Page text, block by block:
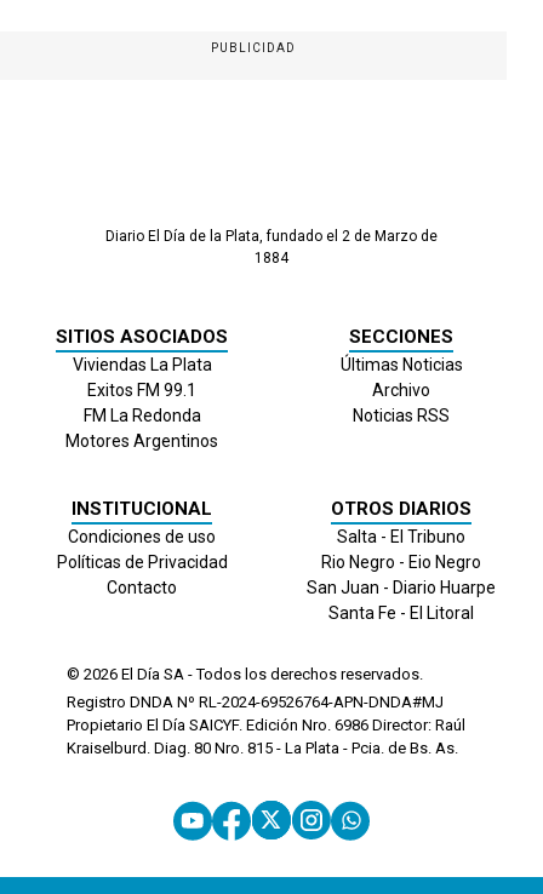
PUBLICIDAD
Diario El Día de la Plata, fundado el 2 de Marzo de
1884
SITIOS ASOCIADOS
Viviendas La Plata
Exitos FM 99.1
FM La Redonda
Motores Argentinos
SECCIONES
Últimas Noticias
Archivo
Noticias RSS
INSTITUCIONAL
Condiciones de uso
Políticas de Privacidad
Contacto
OTROS DIARIOS
Salta - El Tribuno
Rio Negro - Eio Negro
San Juan - Diario Huarpe
Santa Fe - El Litoral
© 2026 El Día SA - Todos los derechos reservados.
Registro DNDA Nº RL-2024-69526764-APN-DNDA#MJ
Propietario El Día SAICYF. Edición Nro. 6986 Director: Raúl
Kraiselburd. Diag. 80 Nro. 815 - La Plata - Pcia. de Bs. As.